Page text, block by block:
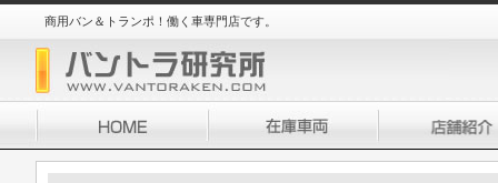
商用バン＆トランポ！働く車専門店です。